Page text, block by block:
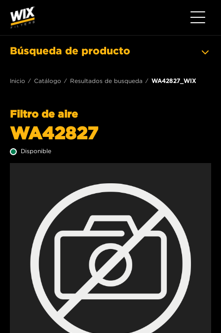
Toggle
Búsqueda de producto
Inicio Catálogo Resultados de busqueda WA42827_WIX
Filtro de aire
WA42827
Disponible